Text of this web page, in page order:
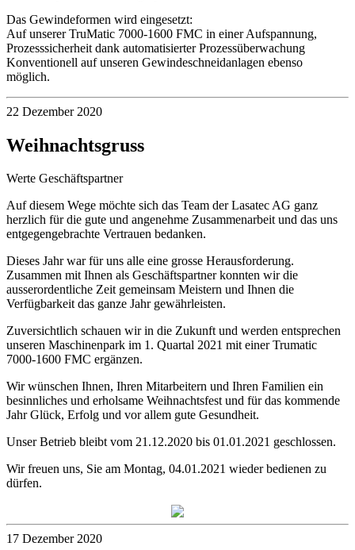
Das Gewindeformen wird eingesetzt:
Auf unserer TruMatic 7000-1600 FMC in einer Aufspannung,
Prozesssicherheit dank automatisierter Prozessüberwachung
Konventionell auf unseren Gewindeschneidanlagen ebenso
möglich.
22 Dezember 2020
Weihnachtsgruss
Werte Geschäftspartner
Auf diesem Wege möchte sich das Team der Lasatec AG ganz
herzlich für die gute und angenehme Zusammenarbeit und das uns
entgegengebrachte Vertrauen bedanken.
Dieses Jahr war für uns alle eine grosse Herausforderung.
Zusammen mit Ihnen als Geschäftspartner konnten wir die
ausserordentliche Zeit gemeinsam Meistern und Ihnen die
Verfügbarkeit das ganze Jahr gewährleisten.
Zuversichtlich schauen wir in die Zukunft und werden entsprechen
unseren Maschinenpark im 1. Quartal 2021 mit einer Trumatic
7000-1600 FMC ergänzen.
Wir wünschen Ihnen, Ihren Mitarbeitern und Ihren Familien ein
besinnliches und erholsame Weihnachtsfest und für das kommende
Jahr Glück, Erfolg und vor allem gute Gesundheit.
Unser Betrieb bleibt vom 21.12.2020 bis 01.01.2021 geschlossen.
Wir freuen uns, Sie am Montag, 04.01.2021 wieder bedienen zu
dürfen.
17 Dezember 2020